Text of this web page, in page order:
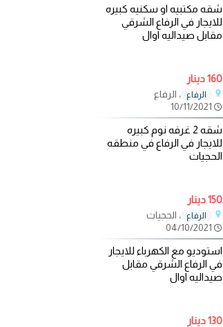
شقه مكتبيه او سكنيه كبيره
للايجار في الرفاع الشرقي
مقابل صيداليه اوال
160 دينار
الرفاع
، الرفاع
10/11/2021
شقه 2 غرفه نوم كبيره
للايجار في الرفاع في منطقه
الحجيات
150 دينار
الرفاع
، الحجيات
04/10/2021
استوديو مع الكهرباء للايجار
في الرفاع الشرقي مقابل
صيداليه اوال
130 دينار